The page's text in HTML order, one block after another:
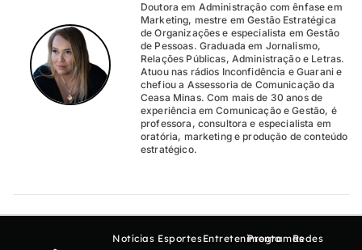
Doutora em Administração com ênfase em
Marketing, mestre em Gestão Estratégica
de Organizações e especialista em Gestão
de Pessoas. Graduada em Jornalismo,
Relações Públicas, Administração e Letras.
Atuou nas rádios Inconfidência e Guarani e
chefiou a Assessoria de Comunicação da
Ceasa Minas. Com mais de 30 anos de
experiência em Comunicação e Gestão, é
professora, consultora e especialista em
oratória, marketing e produção de conteúdo
estratégico.
Notícias EsportesEntretenimento
ProgramasRedes